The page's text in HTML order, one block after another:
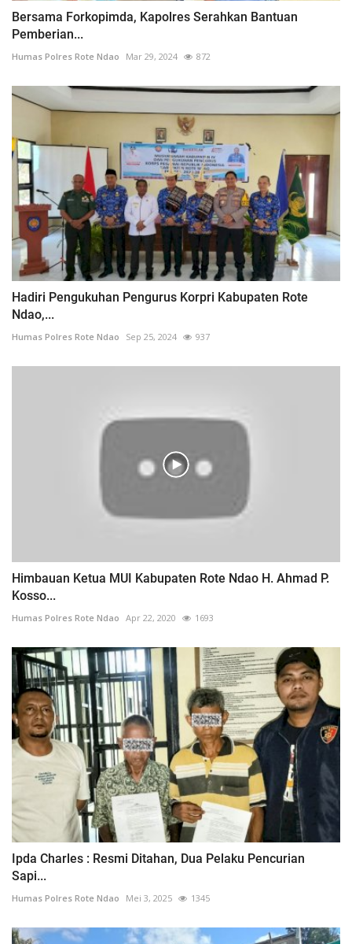
Bersama Forkopimda, Kapolres Serahkan Bantuan
Pemberian...
Humas Polres Rote Ndao Mar 29, 2024 872
Hadiri Pengukuhan Pengurus Korpri Kabupaten Rote
Ndao,...
Humas Polres Rote Ndao Sep 25, 2024 937
Himbauan Ketua MUI Kabupaten Rote Ndao H. Ahmad P.
Kosso...
Humas Polres Rote Ndao Apr 22, 2020 1693
Ipda Charles : Resmi Ditahan, Dua Pelaku Pencurian
Sapi...
Humas Polres Rote Ndao Mei 3, 2025 1345